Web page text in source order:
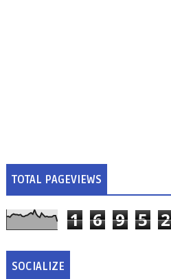
TOTAL PAGEVIEWS
1 6 9 5 2
SOCIALIZE